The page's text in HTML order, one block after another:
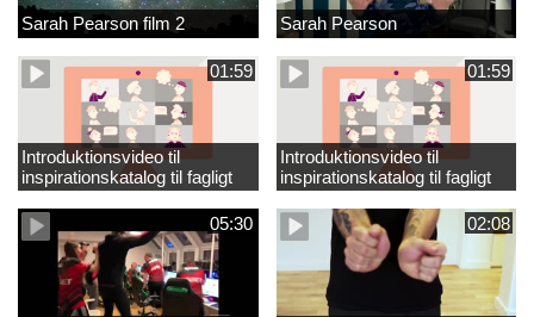
Sarah Pearson film 2 Sarah Pearson
01:59
Introduktionsvideo til
inspirationskatalog til fagligt
løft_tilrettet
01:59
Introduktionsvideo til
inspirationskatalog til fagligt
løft
05:30
02:08